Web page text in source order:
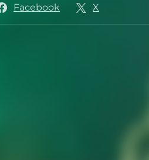
Facebook X